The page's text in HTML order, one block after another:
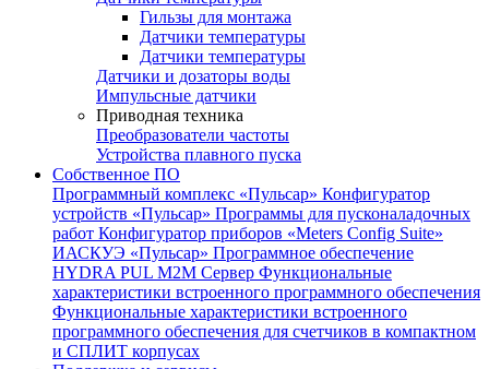
Гильзы для монтажа
Датчики температуры
Датчики температуры
Датчики и дозаторы воды
Импульсные датчики
Приводная техника
Преобразователи частоты
Устройства плавного пуска
Собственное ПО
Программный комплекс «Пульсар» Конфигуратор
устройств «Пульсар» Программы для пусконаладочных
работ Конфигуратор приборов «Meters Config Suite»
ИАСКУЭ «Пульсар» Программное обеспечение
HYDRA PUL M2M Сервер Функциональные
характеристики встроенного программного обеспечения
Функциональные характеристики встроенного
программного обеспечения для счетчиков в компактном
и СПЛИТ корпусах